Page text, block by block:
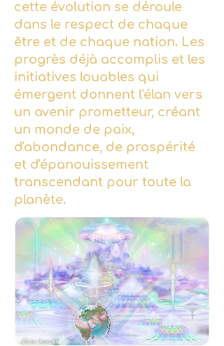
cette évolution se déroule
dans le respect de chaque
être et de chaque nation. Les
progrès déjà accomplis et les
initiatives louables qui
émergent donnent l'élan vers
un avenir prometteur, créant
un monde de paix,
d'abondance, de prospérité
et d'épanouissement
transcendant pour toute la
planète.